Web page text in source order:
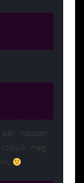
napban
meg,